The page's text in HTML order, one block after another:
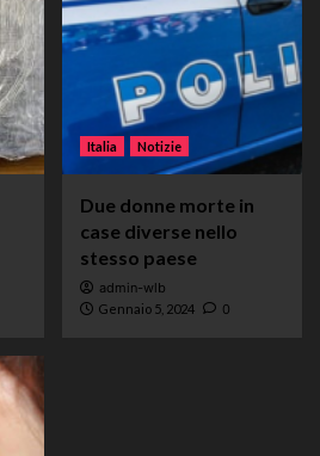
Italia Notizie
Due donne morte in
case diverse nello
stesso paese
admin-wlb
Gennaio 5, 2024 0